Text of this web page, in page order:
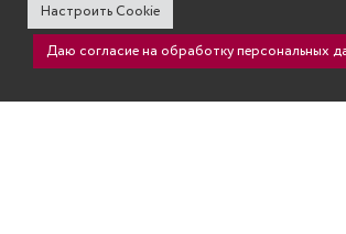
тотальной
и
Настроить Cookie
Даю согласие на обработку персональных